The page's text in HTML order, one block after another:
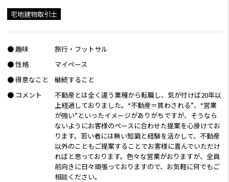
宅地建物取引士
● 趣味
旅行・フットサル
● 性格
マイペース
● 得意なこと
継続すること
● コメント
不動産とは全く違う業種から転職し、気が付けば20年以
上経過しておりました。“不動産＝買わされる”、“営業
が強い”といったイメージがありがちですが、そうなら
ないようにお客様のペースに合わせた提案を心掛けてお
ります。若い者には無い知識と経験を活かして、不動産
以外のこともご提案することでお客様に喜んでいただけ
ればと思っております。色々な営業がおりますが、全員
前向きに日々頑張っておりますので、お気軽に何でもご
相談ください。